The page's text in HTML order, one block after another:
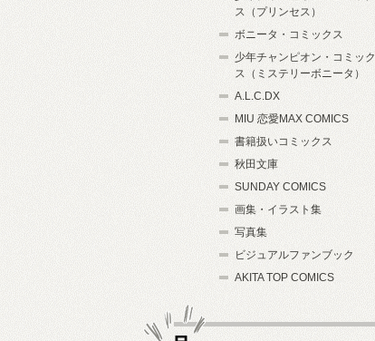
ス（プリンセス）
ボニータ・コミックス
少年チャンピオン・コミック
ス（ミステリーボニータ）
A.L.C.DX
MIU 恋愛MAX COMICS
書籍扱いコミックス
秋田文庫
SUNDAY COMICS
画集・イラスト集
写真集
ビジュアルファンブック
AKITA TOP COMICS